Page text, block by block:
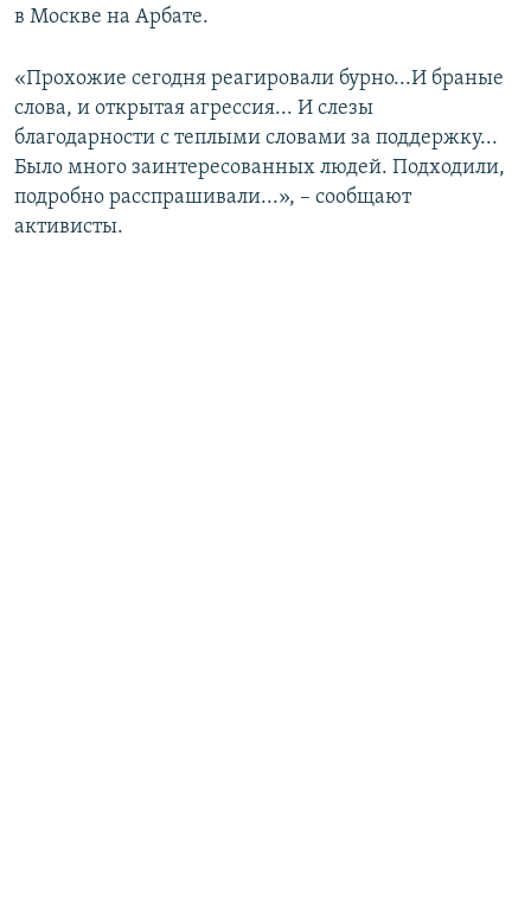
в Москве на Арбате.
«Прохожие сегодня реагировали бурно...И браные
слова, и открытая агрессия... И слезы
благодарности с теплыми словами за поддержку...
Было много заинтересованных людей. Подходили,
подробно расспрашивали...», – сообщают
активисты.